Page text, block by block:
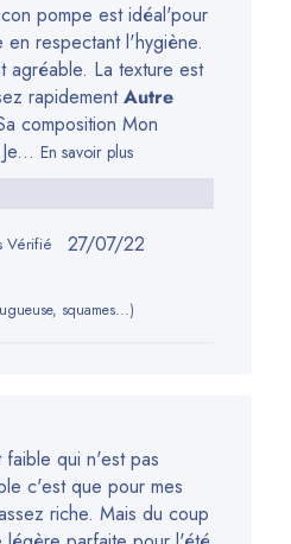
pompe est idéal'pour
en respectant l'hygiène.
agréable. La texture est
rapidementAutre
composition Mon
En savoir plus
Vérifié
Date
publication
27/07/22
squames...)
faible qui n'est pas
c'est que pour mes
riche. Mais du coup